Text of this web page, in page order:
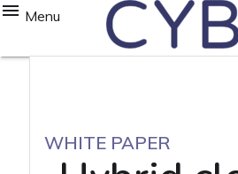
Menu
WHITE PAPER